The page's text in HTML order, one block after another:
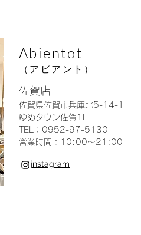
Abientot
（アビアント）
佐賀店
佐賀県佐賀市兵庫北5-14-1
ゆめタウン佐賀1F
TEL：0952-97-5130
営業時間：10:00〜21:00
instagram